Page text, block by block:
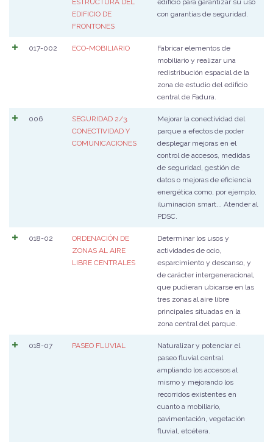
ESTRUCTURA DEL
EDIFICIO DE
FRONTONES
edificio para garantizar su uso
con garantías de seguridad.
017-002 ECO-MOBILIARIO
Fabricar elementos de
mobiliario y realizar una
redistribución espacial de la
zona de estudio del edificio
central de Fadura.
006
SEGURIDAD 2/3.
CONECTIVIDAD Y
COMUNICACIONES
Mejorar la conectividad del
parque a efectos de poder
desplegar mejoras en el
control de accesos, medidas
de seguridad, gestión de
datos o mejoras de eficiencia
energética como, por ejemplo,
iluminación smart... Atender al
PDSC.
018-02
ORDENACIÓN DE
ZONAS AL AIRE
LIBRE CENTRALES
Determinar los usos y
actividades de ocio,
esparcimiento y descanso, y
de carácter intergeneracional,
que pudieran ubicarse en las
tres zonas al aire libre
principales situadas en la
zona central del parque.
018-07 PASEO FLUVIAL
Naturalizar y potenciar el
paseo fluvial central
ampliando los accesos al
mismo y mejorando los
recorridos existentes en
cuanto a mobiliario,
pavimentación, vegetación
fluvial, etcétera.